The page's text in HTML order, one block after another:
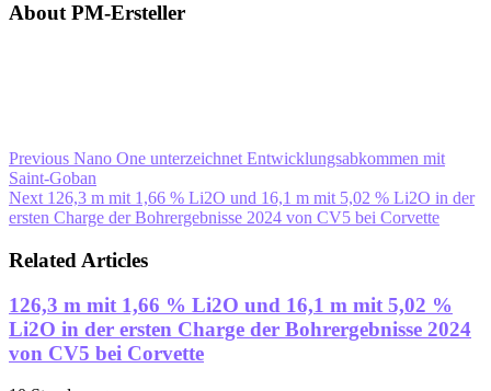
About PM-Ersteller
Previous Nano One unterzeichnet Entwicklungsabkommen mit
Saint-Goban
Next 126,3 m mit 1,66 % Li2O und 16,1 m mit 5,02 % Li2O in der
ersten Charge der Bohrergebnisse 2024 von CV5 bei Corvette
Related Articles
126,3 m mit 1,66 % Li2O und 16,1 m mit 5,02 %
Li2O in der ersten Charge der Bohrergebnisse 2024
von CV5 bei Corvette